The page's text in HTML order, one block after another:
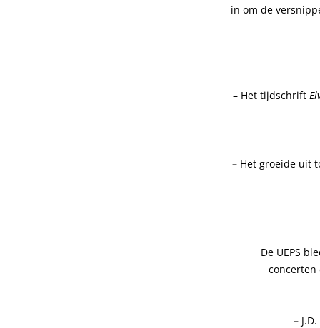
in om de
– Het tijdschrift
– Het groeide uit
De UEPS
concerten
–